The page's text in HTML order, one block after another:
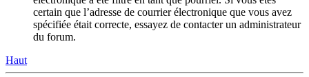
certain que l’adresse de courrier électronique que vous avez
spécifiée était correcte, essayez de contacter un administrateur
du forum.
Haut